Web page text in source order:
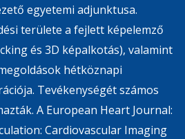
egyetemi adjunktusa.
területe a fejlett képelemző
és 3D képalkotás), valamint
hétköznapi
Tevékenységét számos
A European Heart Journal:
Cardiovascular Imaging